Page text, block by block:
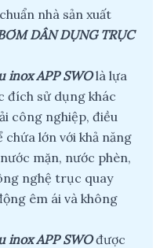
nhà sản xuất
DÂN DỤNG TRỤC
inox APP SWOlà lựa
đích sử dụng khác
công nghiệp, điều
lớn với khả năng
mặn, nước phèn,
nghệ trục quay
êm ái và không
inox APP SWOđược